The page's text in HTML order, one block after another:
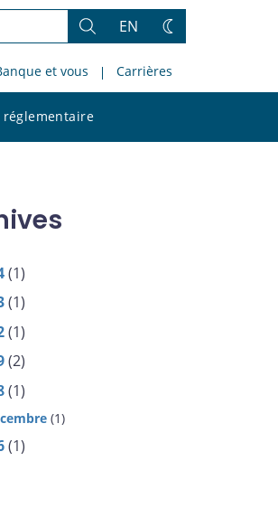
Rechercher
EN
Changez
thème
et vous Carrières
le
(1)
(1)
(1)
(2)
(1)
(1)
(1)